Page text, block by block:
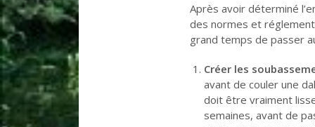
Après avoir déterminé
des normes et
grand temps de passer
Créer les
avant de couler une
doit être vraiment
semaines, avant de